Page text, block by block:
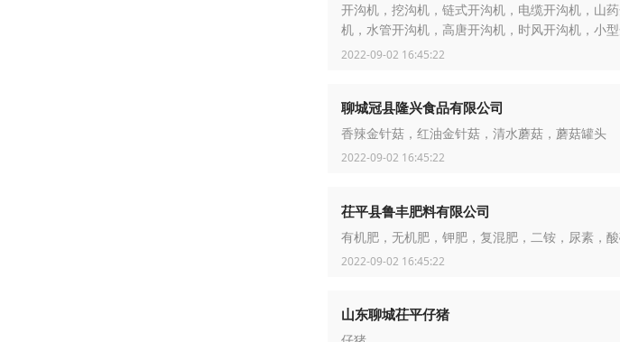
开沟机，挖沟机，链式开沟机，电缆开沟机，山
机，水管开沟机，高唐开沟机，时风开沟机，小
机，农田开沟机，山药收获机，轮盘开沟机
2022-09-02 16:45:22
聊城冠县隆兴食品有限公司
香辣金针菇，红油金针菇，清水蘑菇，蘑菇罐头
2022-09-02 16:45:22
茌平县鲁丰肥料有限公司
有机肥，无机肥，钾肥，复混肥，二铵，尿素，
2022-09-02 16:45:22
山东聊城茌平仔猪